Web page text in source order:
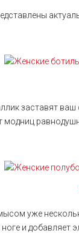
заставят
модниц
уже
и добавляет